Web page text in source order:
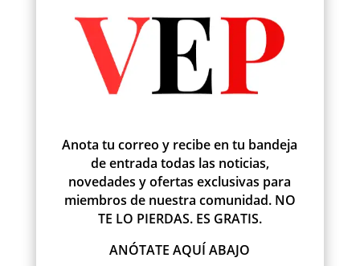
Anota tu correo y recibe en tu bandeja
de entrada todas las noticias,
novedades y ofertas exclusivas para
miembros de nuestra comunidad. NO
TE LO PIERDAS. ES GRATIS.
ANÓTATE AQUÍ ABAJO